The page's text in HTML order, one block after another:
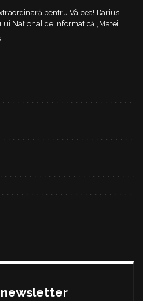
pentru Vâlcea! Darius,
Național de Informatică „Matei
argintul la Olimpiada
Inteligență Artificială